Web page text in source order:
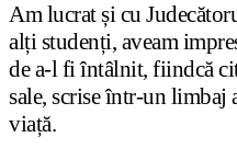
Am lucrat și cu
alți studenți, aveam
de a-l fi întâlnit, fiindcă
sale, scrise într-un limbaj
viață.